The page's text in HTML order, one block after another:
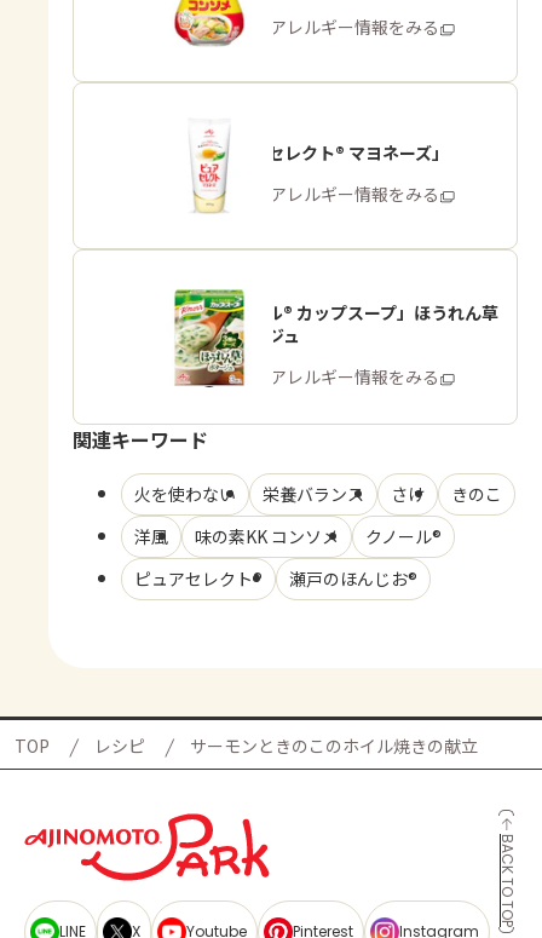
商品・アレルギー情報をみる
「ピュアセレクト® マヨネーズ」
商品・アレルギー情報をみる
「クノール® カップスープ」ほうれん草
のポタージュ
商品・アレルギー情報をみる
関連キーワード
火を使わない 栄養バランス さけ
きのこ
洋風
味の素KK コンソメ
クノール®
ピュアセレクト®
瀬戸のほんじお®
TOP レシピ サーモンときのこのホイル焼きの献立
BACK TO TOP
LINE X Youtube Pinterest Instagram